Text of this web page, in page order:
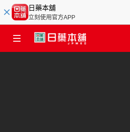
日藥本舖
立刻使用官方APP